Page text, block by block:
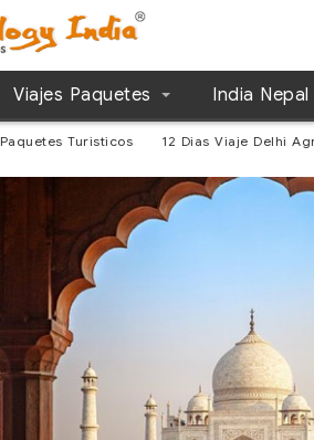
Viajes Paquetes India
Paquetes Turisticos 12 Dias Viaje Delhi